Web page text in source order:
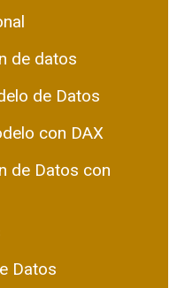
de datos
de Datos
con DAX
de Datos con
Datos